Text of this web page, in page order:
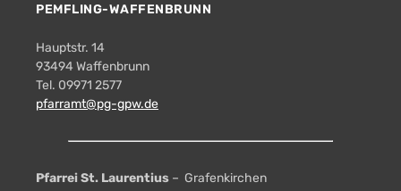
PEMFLING-WAFFENBRUNN
Hauptstr. 14
93494 Waffenbrunn
Tel. 09971 2577
pfarramt@pg-gpw.de
Pfarrei St. Laurentius – Grafenkirchen